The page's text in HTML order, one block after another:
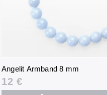
Angelit Armband 8 mm
12 €